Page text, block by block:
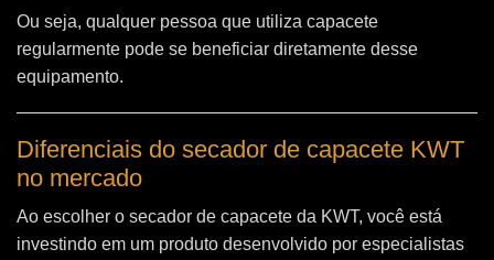
Ou seja, qualquer pessoa que utiliza capacete
regularmente pode se beneficiar diretamente desse
equipamento.
Diferenciais do secador de capacete KWT
no mercado
Ao escolher o secador de capacete da KWT, você está
investindo em um produto desenvolvido por especialistas